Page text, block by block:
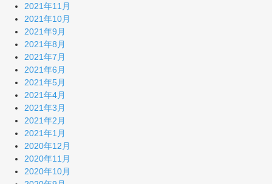
2021年11月
2021年10月
2021年9月
2021年8月
2021年7月
2021年6月
2021年5月
2021年4月
2021年3月
2021年2月
2021年1月
2020年12月
2020年11月
2020年10月